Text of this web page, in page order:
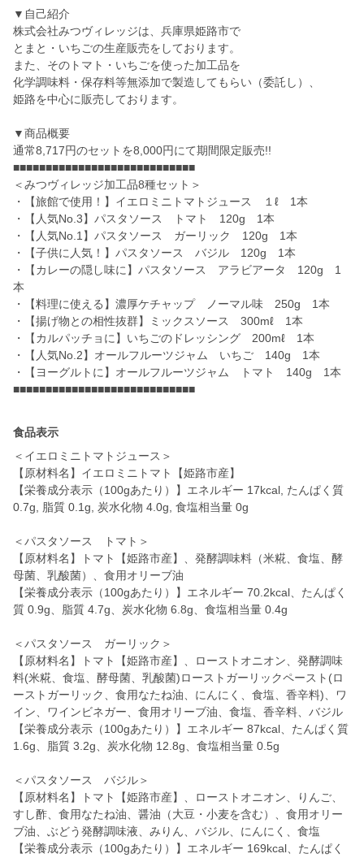
▼自己紹介
株式会社みつヴィレッジは、兵庫県姫路市で
とまと・いちごの生産販売をしております。
また、そのトマト・いちごを使った加工品を
化学調味料・保存料等無添加で製造してもらい（委託し）、
姫路を中心に販売しております。
▼商品概要
通常8,717円のセットを8,000円にて期間限定販売!!
■■■■■■■■■■■■■■■■■■■■■■■■■■■■
＜みつヴィレッジ加工品8種セット＞
・【旅館で使用！】イエロミニトマトジュース １ℓ 1本
・【人気No.3】パスタソース トマト 120g 1本
・【人気No.1】パスタソース ガーリック 120g 1本
・【子供に人気！】パスタソース バジル 120g 1本
・【カレーの隠し味に】パスタソース アラビアータ 120g 1
本
・【料理に使える】濃厚ケチャップ ノーマル味 250g 1本
・【揚げ物との相性抜群】ミックスソース 300mℓ 1本
・【カルパッチョに】いちごのドレッシング 200mℓ 1本
・【人気No.2】オールフルーツジャム いちご 140g 1本
・【ヨーグルトに】オールフルーツジャム トマト 140g 1本
食品表示
＜イエロミニトマトジュース＞
【原材料名】イエロミニトマト【姫路市産】
【栄養成分表示（100gあたり）】エネルギー 17kcal, たんぱく質
0.7g, 脂質 0.1g, 炭水化物 4.0g, 食塩相当量 0g
＜パスタソース トマト＞
【原材料名】トマト【姫路市産】、発酵調味料（米糀、食塩、酵
母菌、乳酸菌）、食用オリーブ油
【栄養成分表示（100gあたり）】エネルギー 70.2kcal、たんぱく
質 0.9g、脂質 4.7g、炭水化物 6.8g、食塩相当量 0.4g
＜パスタソース ガーリック＞
【原材料名】トマト【姫路市産】、ローストオニオン、発酵調味
料(米糀、食塩、酵母菌、乳酸菌)ローストガーリックペースト(ロ
ーストガーリック、食用なたね油、にんにく、食塩、香辛料)、ワ
イン、ワインビネガー、食用オリーブ油、食塩、香辛料、バジル
【栄養成分表示（100gあたり）】エネルギー 87kcal、たんぱく質
1.6g、脂質 3.2g、炭水化物 12.8g、食塩相当量 0.5g
＜パスタソース バジル＞
【原材料名】トマト【姫路市産】、ローストオニオン、りんご、
すし酢、食用なたね油、醤油（大豆・小麦を含む）、食用オリー
ブ油、ぶどう発酵調味液、みりん、バジル、にんにく、食塩
【栄養成分表示（100gあたり）】エネルギー 169kcal、たんぱく